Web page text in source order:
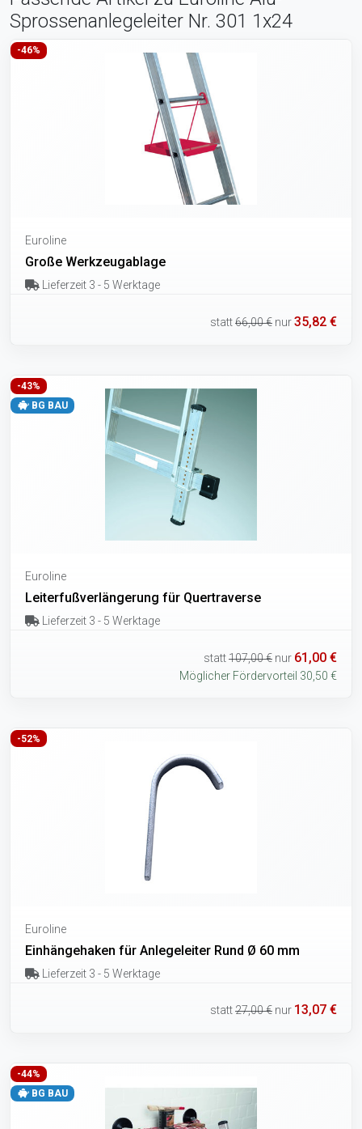
Sprossenanlegeleiter Nr. 301 1x24
-46%
Euroline
Große Werkzeugablage
Lieferzeit 3 - 5 Werktage
statt66,00 € nur35,82 €
-43%
BG BAU
Euroline
Leiterfußverlängerung für Quertraverse
Lieferzeit 3 - 5 Werktage
statt107,00 € nur 61,00 €
Möglicher Fördervorteil 30,50 €
-52%
Euroline
Einhängehaken für Anlegeleiter Rund Ø 60 mm
Lieferzeit 3 - 5 Werktage
statt27,00 € nur 13,07 €
-44%
BG BAU